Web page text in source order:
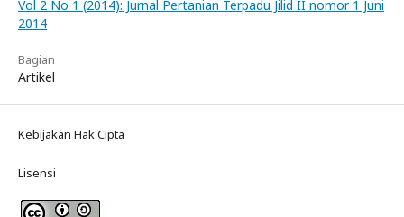
Vol 2 No 1 (2014): Jurnal Pertanian Terpadu Jilid II nomor 1 Juni
2014
Bagian
Artikel
Kebijakan Hak Cipta
Lisensi